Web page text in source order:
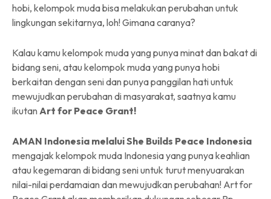
hobi, kelompok muda bisa melakukan perubahan untuk
lingkungan sekitarnya, loh! Gimana caranya?
Kalau kamu kelompok muda yang punya minat dan bakat di
bidang seni, atau kelompok muda yang punya hobi
berkaitan dengan seni dan punya panggilan hati untuk
mewujudkan perubahan di masyarakat, saatnya kamu
ikutan Art for Peace Grant!
AMAN Indonesia melalui She Builds Peace Indonesia
mengajak kelompok muda Indonesia yang punya keahlian
atau kegemaran di bidang seni untuk turut menyuarakan
nilai-nilai perdamaian dan mewujudkan perubahan! Art for